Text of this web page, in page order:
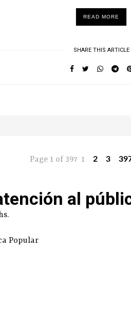
READ MORE
SHARE THIS ARTICLE
Page 1 of 397 1 2 3
al
Popular